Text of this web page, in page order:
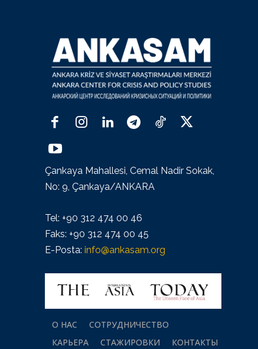
Çankaya Mahallesi, Cemal Nadir Sokak,
No: 9, Çankaya/ANKARA
Tel: +90 312 474 00 46
Faks: +90 312 474 00 45
E-Posta: info@ankasam.org
О НАС
СОТРУДНИЧЕСТВО
КАРЬЕРА
СТАЖИРОВКИ КОНТАКТЫ